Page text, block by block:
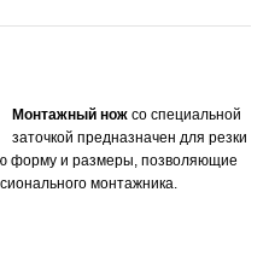
Монтажный нож со специальной
заточкой предназначен для резки
форму и размеры, позволяющие
монтажника.